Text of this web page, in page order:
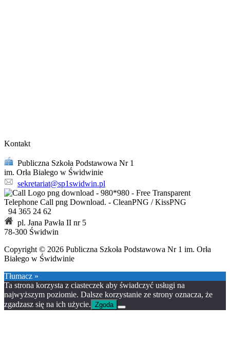
Kontakt
Publiczna Szkoła Podstawowa Nr 1
im. Orła Białego w Świdwinie
sekretariat@sp1swidwin.pl
94 365 24 62
pl. Jana Pawła II nr 5
78-300 Świdwin
Copyright © 2026 Publiczna Szkoła Podstawowa Nr 1 im. Orła
Białego w Świdwinie
Tłumacz »
Ta strona korzysta z ciasteczek aby świadczyć usługi na
najwyższym poziomie. Dalsze korzystanie ze strony oznacza, że
zgadzasz się na ich użycie. Zgoda